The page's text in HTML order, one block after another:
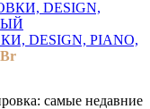
DESIGN, PIANO,
Br
самые недавние